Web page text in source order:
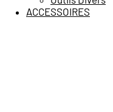
ACCESSOIRES